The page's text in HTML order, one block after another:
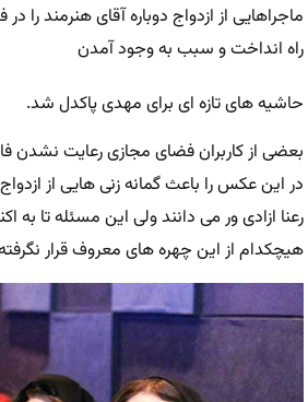
ماجراهایی از ازدواج دوباره آقای هنرمند را
راه انداخت و سبب به وجود آمدن
حاشیه های تازه ای برای مهدی پاکدل شد.
بعضی از کاربران فضای مجازی رعایت نشدن
در این عکس را باعث گمانه زنی هایی از
رعنا ازادی ور می دانند ولی این مسئله تا به
هیچکدام از این چهره های معروف قرار